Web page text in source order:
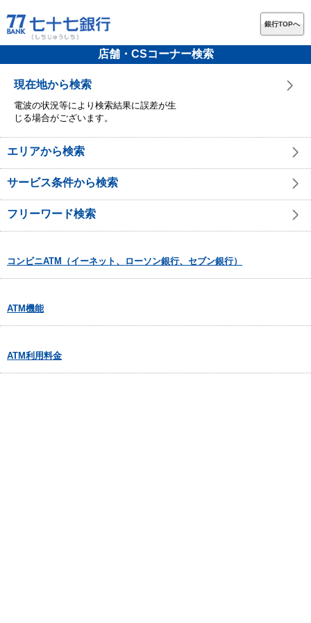
銀行TOPへ
店舗・CSコーナー検索
現在地から検索
電波の状況等により検索結果に誤差が生
じる場合がございます。
エリアから検索
サービス条件から検索
フリーワード検索
コンビニATM（イーネット、ローソン銀行、セブン銀行）
ATM機能
ATM利用料金